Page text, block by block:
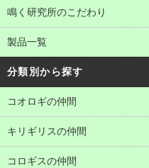
鳴く研究所のこだわり
製品一覧
分類別から探す
コオロギの仲間
キリギリスの仲間
コロギスの仲間